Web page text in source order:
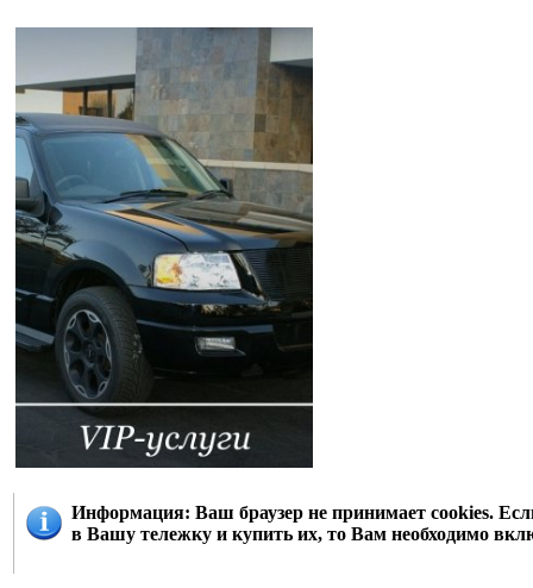
Информация: Ваш браузер не принимает cookies.
в Вашу тележку и купить их, то Вам необходимо